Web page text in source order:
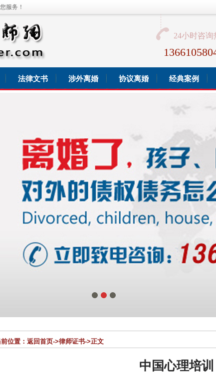
服务！
24小时咨询
法律文书 涉外离婚 协议离婚 经典案例
3
位置： 返回首页->律师证书->正文
中国心理培训